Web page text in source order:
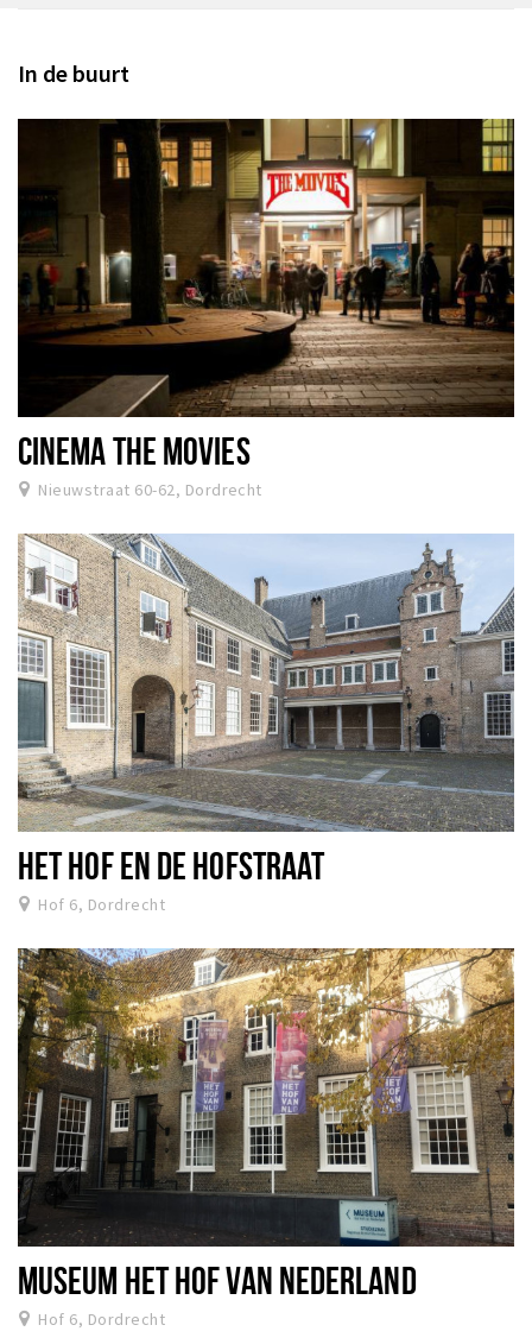
In de buurt
CINEMA THE MOVIES
Nieuwstraat 60-62, Dordrecht
HET HOF EN DE HOFSTRAAT
Hof 6, Dordrecht
MUSEUM HET HOF VAN NEDERLAND
Hof 6, Dordrecht